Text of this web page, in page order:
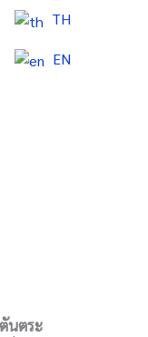
TH
EN
นตระ